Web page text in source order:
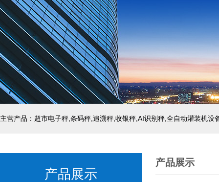
主营产品：超市电子秤,条码秤,追溯秤,收银秤,AI识别秤,全自动灌装机设
产品展示
产品展示